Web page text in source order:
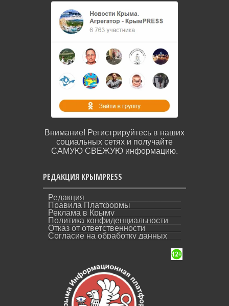
Внимание! Регистрируйтесь в наших
социальных сетях и получайте
САМУЮ СВЕЖУЮ информацию.
РЕДАКЦИЯ КРЫМPRESS
Редакция
Правила Платформы
Реклама в Крыму
Политика конфиденциальности
Отказ от ответственности
Согласие на обработку данных